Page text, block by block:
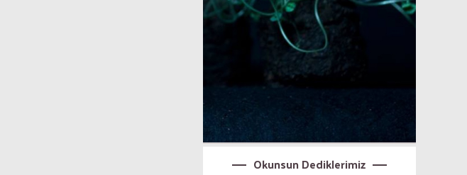
Okunsun Dediklerimiz